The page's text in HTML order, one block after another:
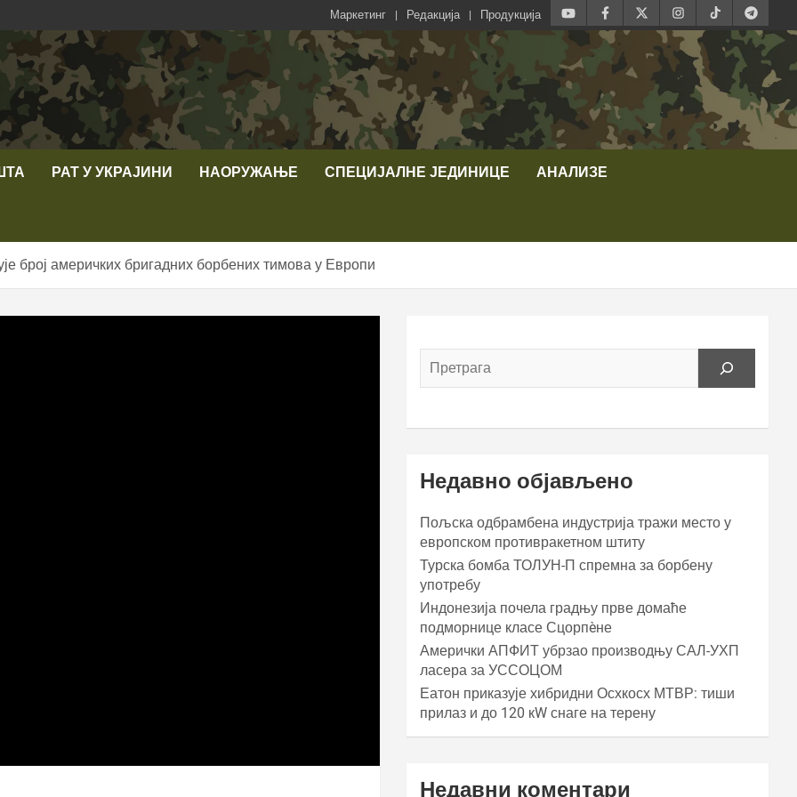
Маркетинг Редакција Продукција
РАТ У УКРАЈИНИ НАОРУЖАЊЕ СПЕЦИЈАЛНЕ ЈЕДИНИЦЕ АНАЛИЗЕ
број америчких бригадних борбених тимова у Европи
Недавно објављено
Пољска одбрамбена индустрија тражи место у
европском противракетном штиту
Турска бомба ТОЛУН-П спремна за борбену
употребу
Индонезија почела градњу прве домаће
подморнице класе Сцорпèне
Амерички АПФИТ убрзао производњу САЛ-УХП
ласера за УССОЦОМ
Еатон приказује хибридни Осхкосх МТВР: тиши
прилаз и до 120 кW снаге на терену
Недавни коментари